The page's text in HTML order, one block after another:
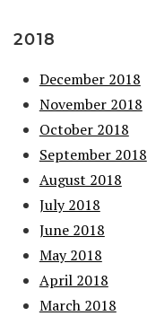
2018
December 2018
November 2018
October 2018
September 2018
August 2018
July 2018
June 2018
May 2018
April 2018
March 2018